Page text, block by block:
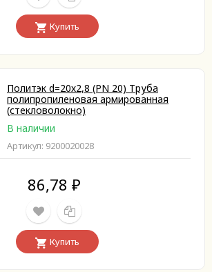
Купить
Политэк d=20х2,8 (PN 20) Труба
полипропиленовая армированная
(стекловолокно)
В наличии
Артикул: 9200020028
86,78 ₽
Купить